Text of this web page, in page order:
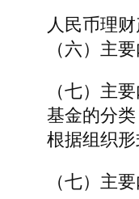
人民币理
（六）主
（七）主
基金的分类
根据组织
（七）主